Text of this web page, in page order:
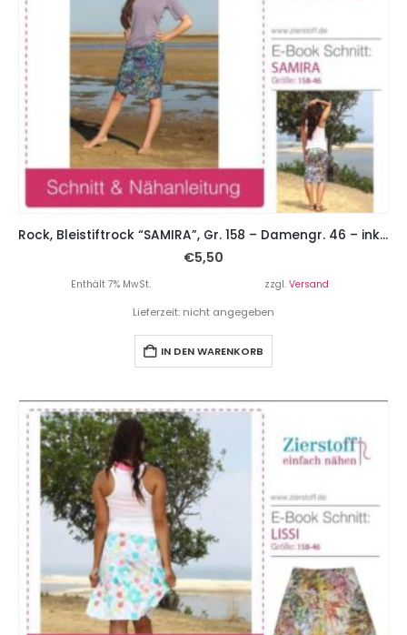
Rock, Bleistiftrock “SAMIRA”, Gr. 158 – Damengr. 46 – inkl. 2 Schnitte
€5,50
Enthält 7% MwSt. zzgl. Versand
Lieferzeit: nicht angegeben
IN DEN WARENKORB